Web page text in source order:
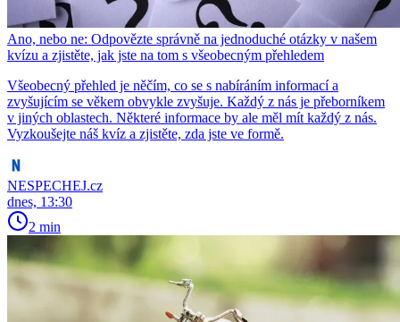
Ano, nebo ne: Odpovězte správně na jednoduché otázky v našem
kvízu a zjistěte, jak jste na tom s všeobecným přehledem
Všeobecný přehled je něčím, co se s nabíráním informací a
zvyšujícím se věkem obvykle zvyšuje. Každý z nás je přeborníkem
v jiných oblastech. Některé informace by ale měl mít každý z nás.
Vyzkoušejte náš kvíz a zjistěte, zda jste ve formě.
NESPECHEJ.cz
dnes, 13:30
2 min